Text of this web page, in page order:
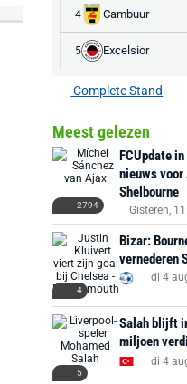
4 Cambuur
5 Excelsior
Complete Stand
Meest gelezen
2794
FCUpdate
nieuws voor
Shelbourne
Gisteren,
4
Bizar:
vernederen
di 4
5
Salah blijft
miljoen
di 4